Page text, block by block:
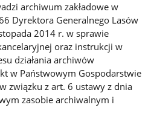
archiwum zakładowe w
Dyrektora Generalnego Lasów
2014 r. w sprawie
oraz instrukcji w
działania archiwów
w Państwowym Gospodarstwie
związku z art. 6 ustawy z dnia
zasobie archiwalnym i